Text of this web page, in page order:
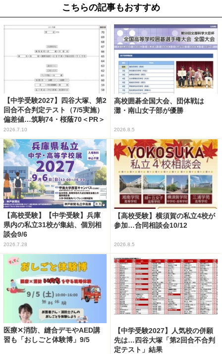
こちらの記事もおすすめ
【中学受験2027】四谷大塚、第2
回合不合判定テスト（7/5実施）
偏差値…筑駒74・桜蔭70＜PR＞
2026.7.10
高校囲碁全国大会、団体戦は
灘・南山女子部が優勝
2026.8.5
【高校受験】【中学受験】兵庫
県内の私立31校が集結、個別相
談会9/6
2026.7.28
【高校受験】横須賀の私立4校が
参加…合同相談会10/12
2026.8.5
医療✕消防、縫合デモやAED講
習も「おしごと体験博」9/5
【中学受験2027】人気校の併願
先は…四谷大塚「第2回合不合判
定テスト」結果